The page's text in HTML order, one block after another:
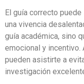
El guía correcto
una vivencia
guía académica, sino
emocional y incentivo.
pueden asistirte a
investigación